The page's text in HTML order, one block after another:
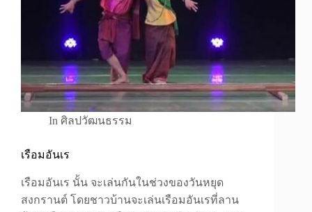
In ศิลปวัฒนธรรม
เรือมอันเร
เรือมอันเร นั้น จะเล่นกันในช่วงของวันหยุด
สงกรานต์ โดยชาวบ้านจะเล่นเรือมอันเรที่ลาน